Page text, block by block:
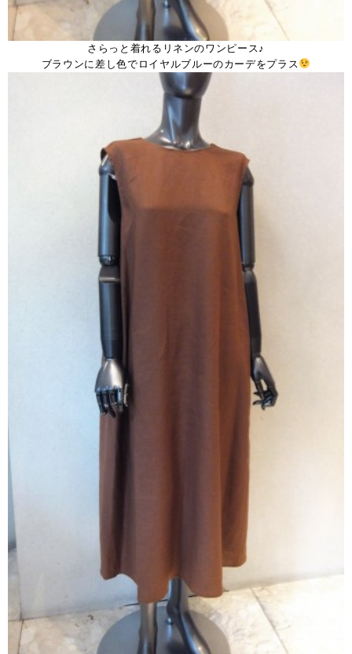
さらっと着れるリネンのワンピース♪
ブラウンに差し色でロイヤルブルーのカーデをプラス